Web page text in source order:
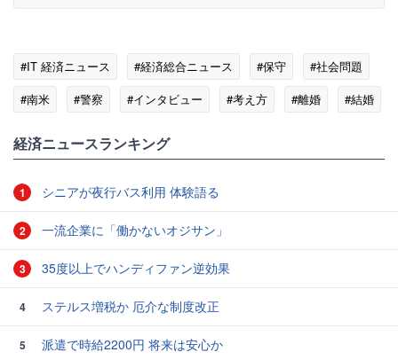
#IT 経済ニュース #経済総合ニュース #保守
#社会問題
#南米
#警察 #インタビュー #考え方 #離婚 #結婚
経済ニュースランキング
1 シニアが夜行バス利用 体験語る
2 一流企業に「働かないオジサン」
3 35度以上でハンディファン逆効果
4 ステルス増税か 厄介な制度改正
5
派遣で時給2200円 将来は安心か